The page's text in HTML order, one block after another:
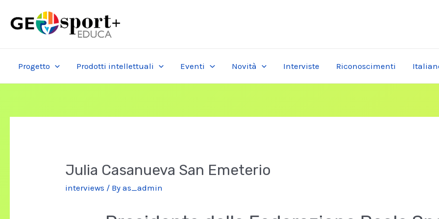
Progetto Prodotti intellettuali Eventi Novità Interviste Riconoscimenti
Julia Casanueva San Emeterio
interviews / Byas_admin